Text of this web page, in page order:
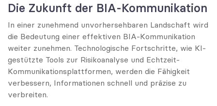
Die Zukunft der BIA-Kommunikation
In einer zunehmend unvorhersehbaren Landschaft wird
die Bedeutung einer effektiven BIA-Kommunikation
weiter zunehmen. Technologische Fortschritte, wie KI-
gestützte Tools zur Risikoanalyse und Echtzeit-
Kommunikationsplattformen, werden die Fähigkeit
verbessern, Informationen schnell und präzise zu
verbreiten.